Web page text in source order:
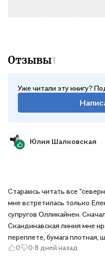
Отзывы1
Уже читали эту книгу?
Юлия Шалковская
Стараюсь читать все
мне встретилась только
супругов Олликайнен.
Скандинавская линия мне
переплете, бумага плотная,
минималистичный дизайн.
0 0 8 дней назад